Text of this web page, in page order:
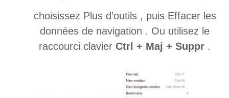
choisissez Plus d’outils , puis Effacer les
données de navigation . Ou utilisez le
raccourci clavier Ctrl + Maj + Suppr .